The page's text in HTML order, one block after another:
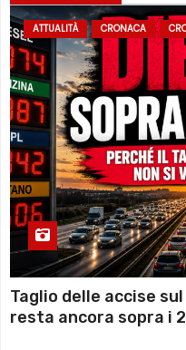
ATTUALITÀ CRONACA
Taglio delle accise
resta ancora sopra i